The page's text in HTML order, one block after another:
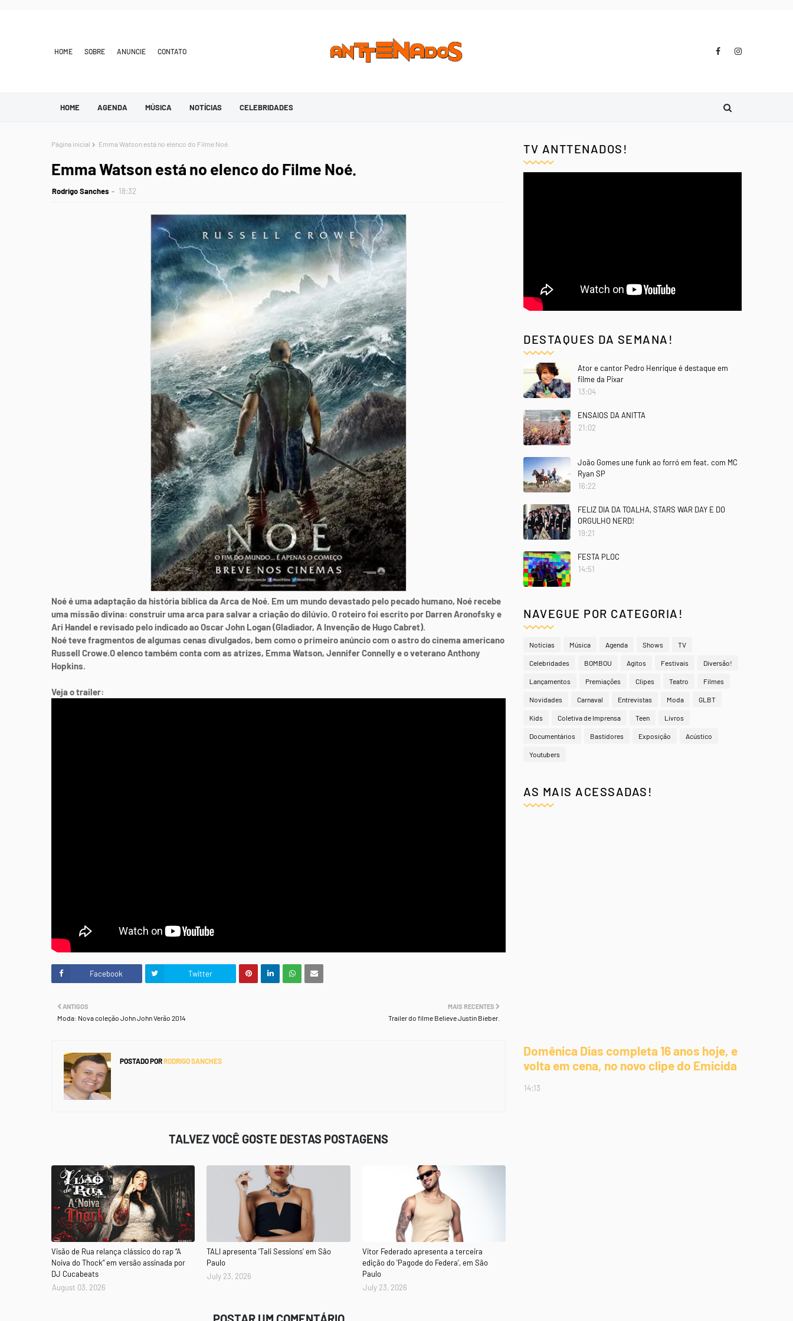
HOME SOBRE ANUNCIE CONTATO
HOME AGENDA MÚSICA NOTÍCIAS CELEBRIDADES
Página inicial Emma Watson está no elenco do Filme Noé.
Emma Watson está no elenco do Filme Noé.
Rodrigo Sanches 18:32
Noé é uma adaptação da história bíblica da Arca de Noé. Em um mundo devastado pelo pecado humano, Noé recebe
uma missão divina: construir uma arca para salvar a criação do dilúvio. O roteiro foi escrito por Darren Aronofsky e
Ari Handel e revisado pelo indicado ao Oscar John Logan (Gladiador, A Invenção de Hugo Cabret).
Noé teve fragmentos de algumas cenas divulgados, bem como o primeiro anúncio com o astro do cinema americano
Russell Crowe.O elenco também conta com as atrizes, Emma Watson, Jennifer Connelly e o veterano Anthony
Hopkins.
Veja o trailer:
Facebook Twitter
MAIS RECENTES
Trailer do filme Believe Justin Bieber.
ANTIGOS
Moda: Nova coleção John John Verão 2014
POSTADO PORRODRIGO SANCHES
TALVEZ VOCÊ GOSTE DESTAS POSTAGENS
Visão de Rua relança clássico do rap “A
Noiva do Thock” em versão assinada por
DJ Cucabeats
August 03, 2026
TALI apresenta 'Tali Sessions' em São
Paulo
July 23, 2026
Vitor Federado apresenta a terceira
edição do 'Pagode do Federa', em São
Paulo
July 23, 2026
TV ANTTENADOS!
DESTAQUES DA SEMANA!
Ator e cantor Pedro Henrique é destaque em
filme da Pixar
13:04
ENSAIOS DA ANITTA
21:02
João Gomes une funk ao forró em feat. com MC
Ryan SP
16:22
FELIZ DIA DA TOALHA, STARS WAR DAY E DO
ORGULHO NERD!
19:21
FESTA PLOC
14:51
NAVEGUE POR CATEGORIA!
Notícias Música Agenda Shows TV
Celebridades BOMBOU Agitos Festivais Diversão!
Lançamentos Premiações Clipes Teatro Filmes
Novidades Carnaval Entrevistas Moda GLBT
Kids Coletiva de Imprensa Teen Livros
Documentários Bastidores Exposição Acústico
Youtubers
AS MAIS ACESSADAS!
Domênica Dias completa 16 anos hoje, e
volta em cena, no novo clipe do Emicida
14:13